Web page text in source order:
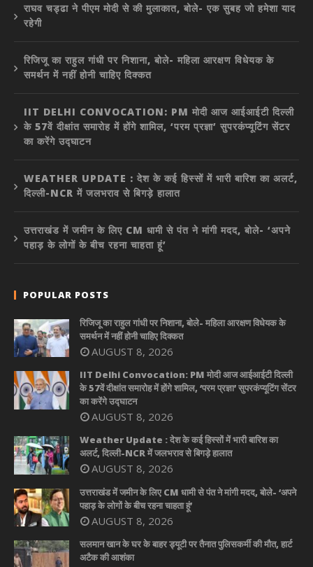
राघव चड्ढा ने पीएम मोदी से की मुलाकात, बोले- एक सुबह जो हमेशा याद
रहेगी
रिजिजू का राहुल गांधी पर निशाना, बोले- महिला आरक्षण विधेयक के
समर्थन में नहीं होनी चाहिए दिक्कत
IIT DELHI CONVOCATION: PM मोदी आज आईआईटी दिल्ली
के 57वें दीक्षांत समारोह में होंगे शामिल, ‘परम प्रज्ञा’ सुपरकंप्यूटिंग सेंटर
का करेंगे उद्घाटन
WEATHER UPDATE : देश के कई हिस्सों में भारी बारिश का अलर्ट,
दिल्ली-NCR में जलभराव से बिगड़े हालात
उत्तराखंड में जमीन के लिए CM धामी से पंत ने मांगी मदद, बोले- ‘अपने
पहाड़ के लोगों के बीच रहना चाहता हूं’
POPULAR POSTS
रिजिजू का राहुल गांधी पर निशाना, बोले- महिला आरक्षण विधेयक के
समर्थन में नहीं होनी चाहिए दिक्कत
AUGUST 8, 2026
IIT Delhi Convocation: PM मोदी आज आईआईटी दिल्ली
के 57वें दीक्षांत समारोह में होंगे शामिल, ‘परम प्रज्ञा’ सुपरकंप्यूटिंग सेंटर
का करेंगे उद्घाटन
AUGUST 8, 2026
Weather Update : देश के कई हिस्सों में भारी बारिश का
अलर्ट, दिल्ली-NCR में जलभराव से बिगड़े हालात
AUGUST 8, 2026
उत्तराखंड में जमीन के लिए CM धामी से पंत ने मांगी मदद, बोले- ‘अपने
पहाड़ के लोगों के बीच रहना चाहता हूं’
AUGUST 8, 2026
सलमान खान के घर के बाहर ड्यूटी पर तैनात पुलिसकर्मी की मौत, हार्ट
अटैक की आशंका